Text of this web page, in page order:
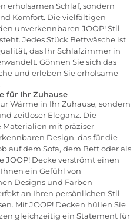
erholsamen Schlaf, sondern
Komfort. Die vielfältigen
unverkennbaren JOOP! Stil
Jedes Stück Bettwäsche ist
das Ihr Schlafzimmer in
Gönnen Sie sich das
und erleben Sie erholsame
für Ihr Zuhause
Wärme in Ihr Zuhause, sondern
zeitloser Eleganz. Die
mit präziser
Design, das für die
auf dem Sofa, dem Bett oder als
JOOP! Decke verströmt einen
ein Gefühl von
Designs und Farben
an Ihren persönlichen Stil
Mit JOOP! Decken hüllen Sie
gleichzeitig ein Statement für